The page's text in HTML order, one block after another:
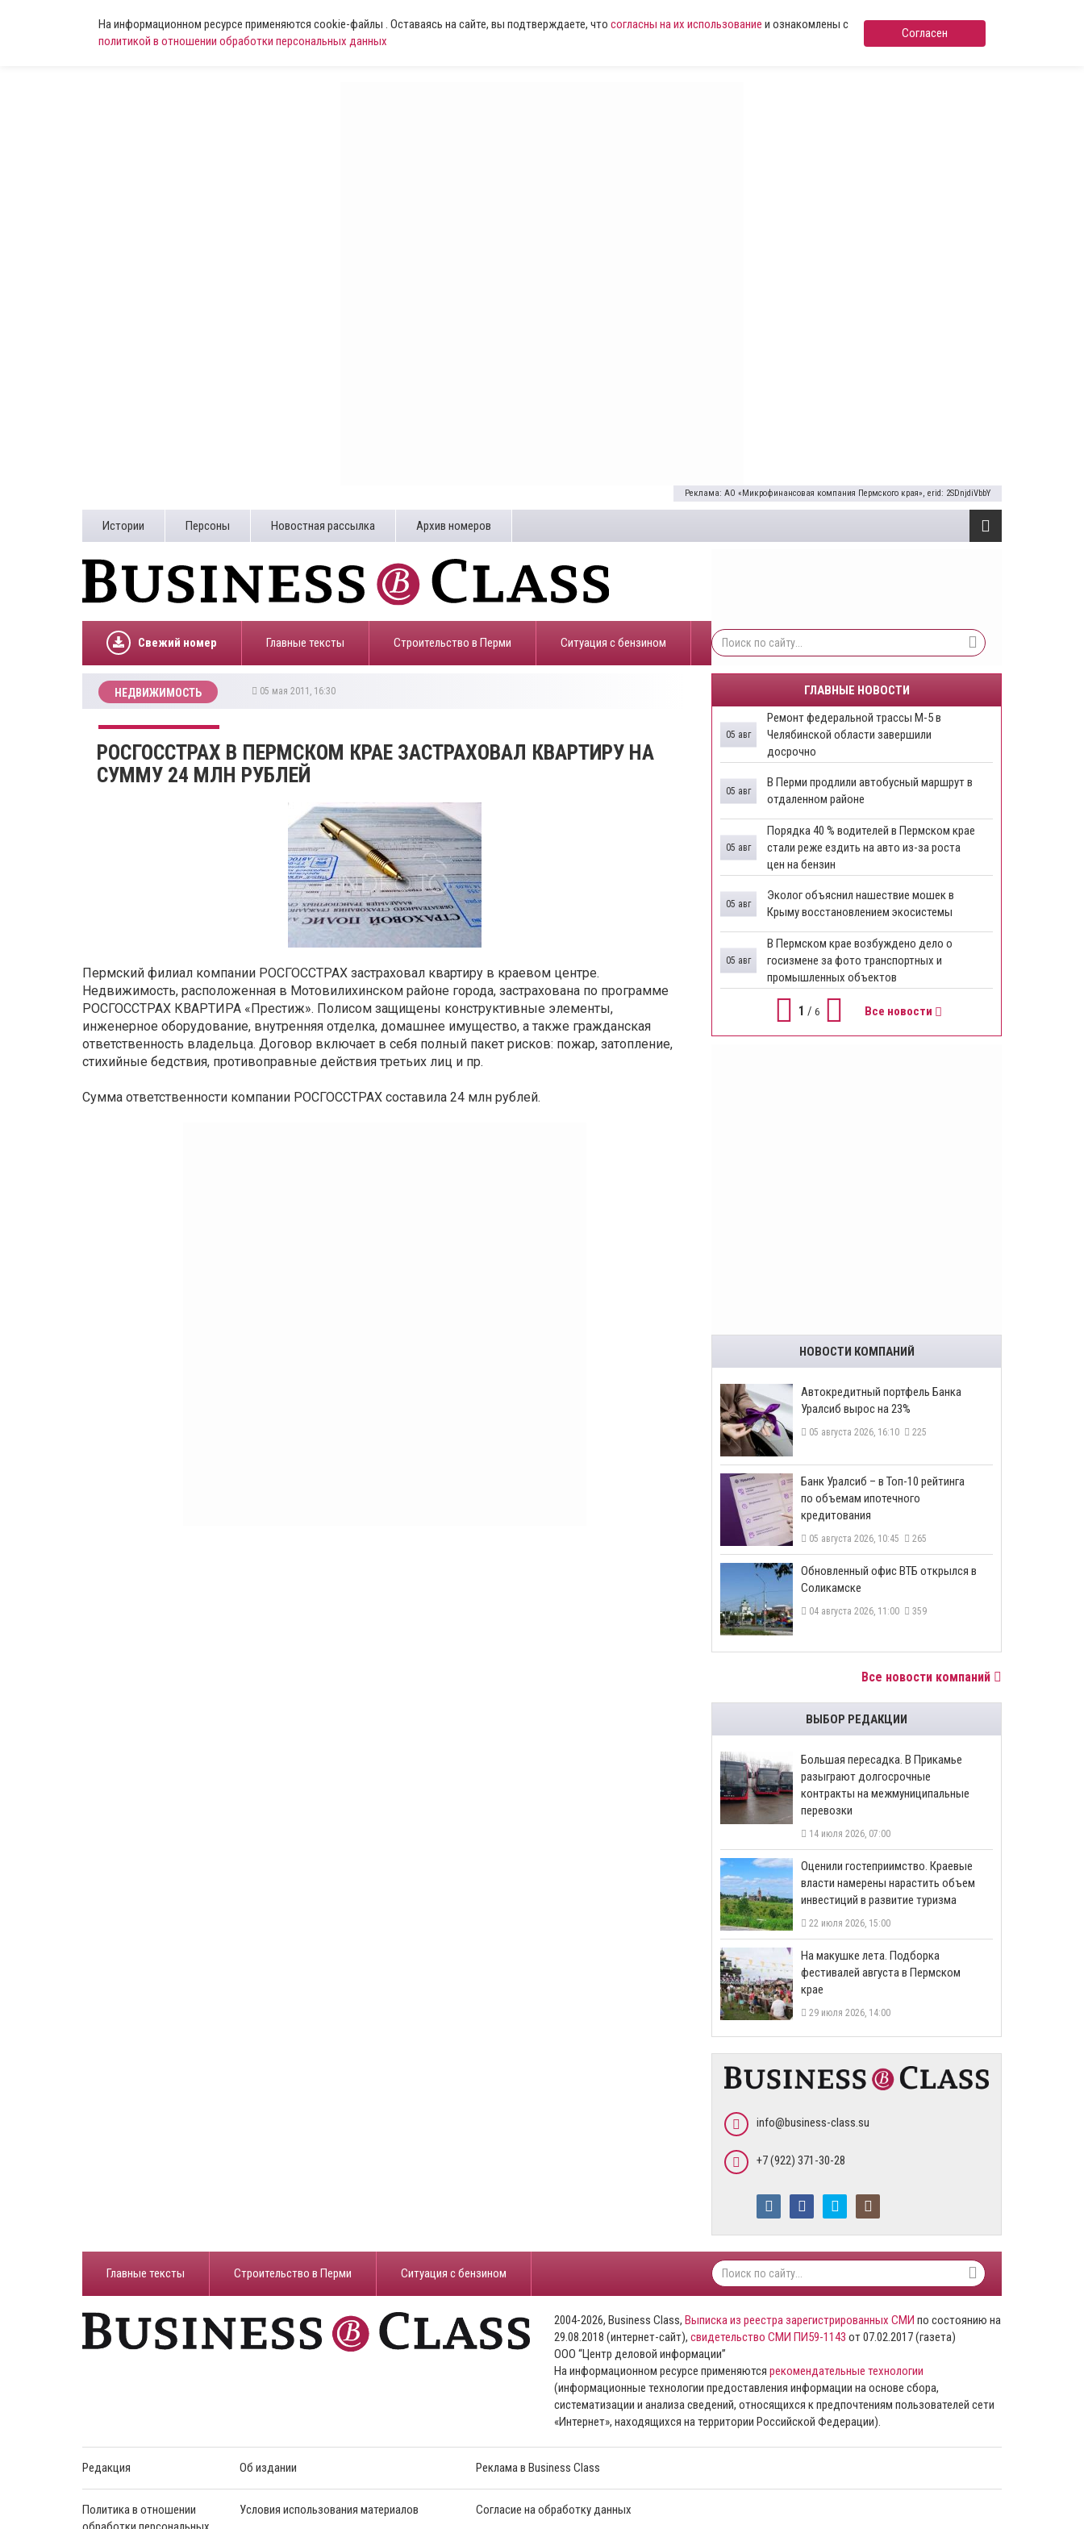
На информационном ресурсе применяются cookie-файлы . Оставаясь на сайте, вы подтверждаете, что согласны на их использование и ознакомлены с
политикой в отношении обработки персональных данных
Согласен
Реклама: АО «Микрофинансовая компания Пермского края», erid: 2SDnjdiVbbY
Истории Персоны Новостная рассылка Архив номеров
Свежий номер Главные тексты Строительство в Перми ​Ситуация с бензином
НЕДВИЖИМОСТЬ 05 мая 2011, 16:30
РОСГОССТРАХ В ПЕРМСКОМ КРАЕ ЗАСТРАХОВАЛ КВАРТИРУ НА
СУММУ 24 МЛН РУБЛЕЙ
Пермский филиал компании РОСГОССТРАХ застраховал квартиру в краевом центре.
Недвижимость, расположенная в Мотовилихинском районе города, застрахована по программе
РОСГОССТРАХ КВАРТИРА «Престиж». Полисом защищены конструктивные элементы,
инженерное оборудование, внутренняя отделка, домашнее имущество, а также гражданская
ответственность владельца. Договор включает в себя полный пакет рисков: пожар, затопление,
стихийные бедствия, противоправные действия третьих лиц и пр.
Сумма ответственности компании РОСГОССТРАХ составила 24 млн рублей.
ГЛАВНЫЕ НОВОСТИ
Ремонт федеральной трассы М-5 в
Челябинской области завершили
досрочно
05 авг
​В Перми продлили автобусный маршрут в
отдаленном районе
05 авг
​Порядка 40 % водителей в Пермском крае
стали реже ездить на авто из-за роста
цен на бензин
05 авг
Эколог объяснил нашествие мошек в
Крыму восстановлением экосистемы
05 авг
​В Пермском крае возбуждено дело о
госизмене за фото транспортных и
промышленных объектов
05 авг
1 / 6 Все новости
НОВОСТИ КОМПАНИЙ
​Автокредитный портфель Банка
Уралсиб вырос на 23%
05 августа 2026, 16:10 225
​Банк Уралсиб – в Топ-10 рейтинга
по объемам ипотечного
кредитования
05 августа 2026, 10:45 265
​Обновленный офис ВТБ открылся в
Соликамске
04 августа 2026, 11:00 359
Все новости компаний
ВЫБОР РЕДАКЦИИ
Большая пересадка. В Прикамье
разыграют долгосрочные
контракты на межмуниципальные
перевозки
14 июля 2026, 07:00
Оценили гостеприимство. Краевые
власти намерены нарастить объем
инвестиций в развитие туризма
22 июля 2026, 15:00
На макушке лета. Подборка
фестивалей августа в Пермском
крае
29 июля 2026, 14:00
info@business-class.su
+7 (922) 371-30-28
Главные тексты Строительство в Перми ​Ситуация с бензином
2004-2026, Business Class, Выписка из реестра зарегистрированных СМИ по состоянию на
29.08.2018 (интернет-сайт), свидетельство СМИ ПИ59-1143 от 07.02.2017 (газета)
ООО “Центр деловой информации”
На информационном ресурсе применяются рекомендательные технологии
(информационные технологии предоставления информации на основе сбора,
систематизации и анализа сведений, относящихся к предпочтениям пользователей сети
«Интернет», находящихся на территории Российской Федерации).
Редакция Об издании Реклама в Business Class
Политика в отношении
Условия использования материалов Согласие на обработку данных